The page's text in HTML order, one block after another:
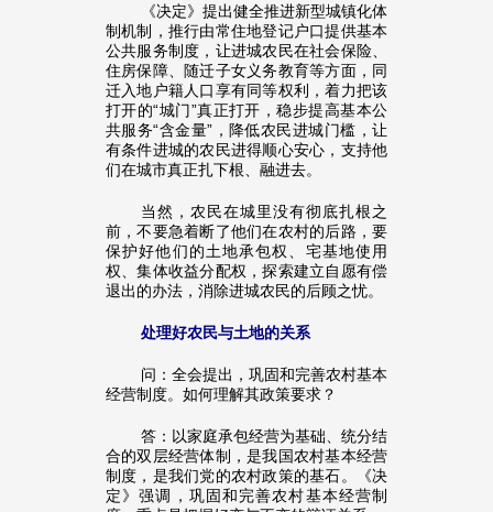
《决定》提出健全推进新型城镇化体
制机制，推行由常住地登记户口提供基本
公共服务制度，让进城农民在社会保险、
住房保障、随迁子女义务教育等方面，同
迁入地户籍人口享有同等权利，着力把该
打开的“城门”真正打开，稳步提高基本公
共服务“含金量”，降低农民进城门槛，让
有条件进城的农民进得顺心安心，支持他
们在城市真正扎下根、融进去。
当然，农民在城里没有彻底扎根之
前，不要急着断了他们在农村的后路，要
保护好他们的土地承包权、宅基地使用
权、集体收益分配权，探索建立自愿有偿
退出的办法，消除进城农民的后顾之忧。
处理好农民与土地的关系
问：全会提出，巩固和完善农村基本
经营制度。如何理解其政策要求？
答：以家庭承包经营为基础、统分结
合的双层经营体制，是我国农村基本经营
制度，是我们党的农村政策的基石。《决
定》强调，巩固和完善农村基本经营制